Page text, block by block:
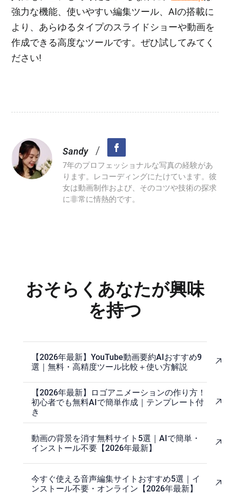
強力な機能、使いやすい編集ツール、AIの搭載に
より、あらゆるタイプのスライドショーや動画を
作成できる高度なツールです。ぜひ試してみてく
ださい!
Sandy /
7年のプロフェッショナルな写真の経験があ
ります。レコーディングにたけています。彼
女は動画制作および、そのコツや技術の探求
に非常に情熱的です。
おそらくあなたが興味
を持つ
【2026年最新】YouTube動画要約AIおすすめ9
選｜無料・高精度ツール比較＋使い方解説
【2026年最新】ロゴアニメーションの作り方！
初心者でも無料AIで簡単作成｜テンプレート付
き
動画の背景を消す無料サイト5選｜AIで簡単・
インストール不要【2026年最新】
今すぐ使える音声編集サイトおすすめ5選｜イ
ンストール不要・オンライン【2026年最新】